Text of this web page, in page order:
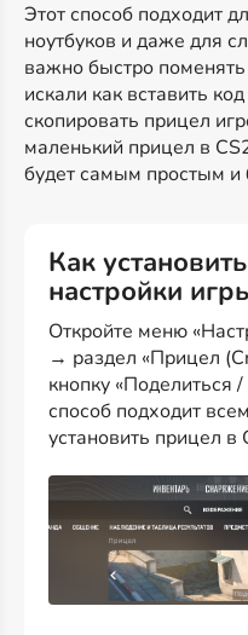
Этот способ подходит
ноутбуков и даже для
важно быстро
искали как вставить
скопировать прицел
маленький прицел в
будет самым простым
Как
настройки
Откройте меню
→ раздел «Прицел
кнопку «Поделиться
способ подходит
установить прицел в